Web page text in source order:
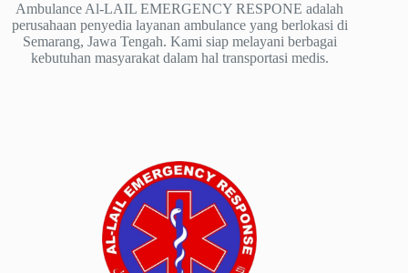
Ambulance Al-LAIL EMERGENCY RESPONE adalah
perusahaan penyedia layanan ambulance yang berlokasi di
Semarang, Jawa Tengah. Kami siap melayani berbagai
kebutuhan masyarakat dalam hal transportasi medis.